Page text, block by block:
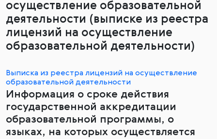
осуществление образовательной
деятельности (выписке из реестра
лицензий на осуществление
образовательной деятельности)
Выписка из реестра лицензий на осуществление
образовательной деятельности
Информация о сроке действия
государственной аккредитации
образовательной программы, о
языках, на которых осуществляется